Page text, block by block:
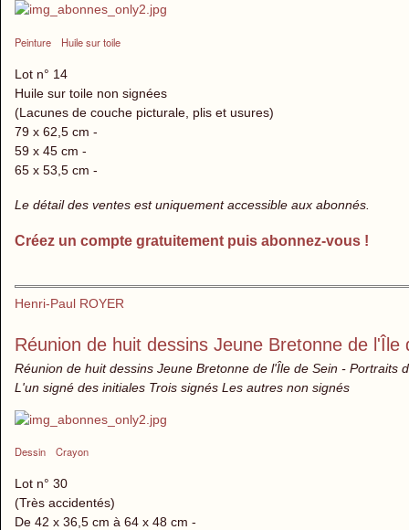
Peinture Huile sur toile
Lot n° 14
Huile sur toile non signées
(Lacunes de couche picturale, plis et usures)
79 x 62,5 cm -
59 x 45 cm -
65 x 53,5 cm -
Le détail des ventes est uniquement accessible aux abonnés.
Créez un compte gratuitement puis abonnez-vous !
Henri-Paul ROYER
Réunion de huit dessins Jeune Bretonne de
Réunion de huit dessins Jeune Bretonne de l'Île de Sein -
L'un signé des initiales Trois signés Les autres non signés
Dessin Crayon
Lot n° 30
(Très accidentés)
De 42 x 36,5 cm à 64 x 48 cm -